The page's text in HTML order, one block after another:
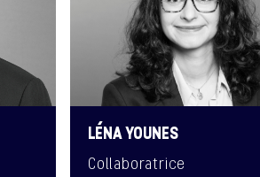
LÉNA YOUNES
Collaboratrice